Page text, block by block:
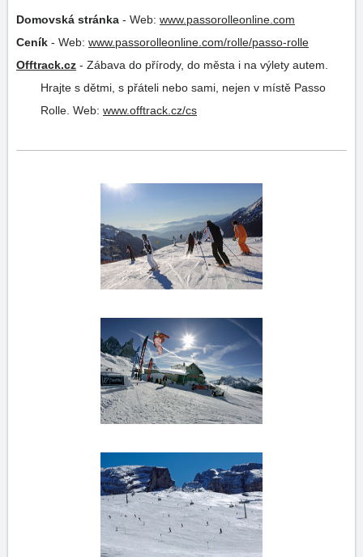
Domovská stránka - Web: www.passorolleonline.com
Ceník - Web: www.passorolleonline.com/rolle/passo-rolle
Offtrack.cz - Zábava do přírody, do města i na výlety autem.
Hrajte s dětmi, s přáteli nebo sami, nejen v místě Passo
Rolle. Web: www.offtrack.cz/cs